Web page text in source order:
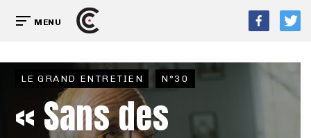
MENU
LE GRAND ENTRETIEN N°30
« Sans des